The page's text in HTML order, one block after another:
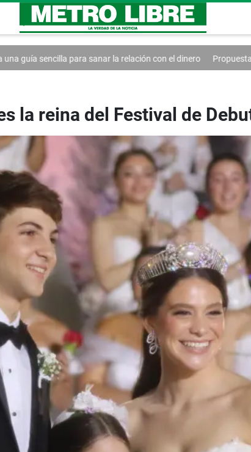
relación con el dinero Propuestas buscan reformas sociales
la reina del Festival de